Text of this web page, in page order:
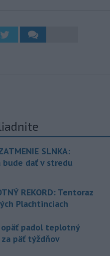
SLNKA:
bude dať v stredu
REKORD: Tentoraz
Plachtinciach
padol teplotný
päť týždňov